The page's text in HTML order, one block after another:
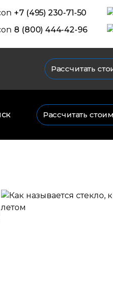
+7 (495) 230-71-50
8 (800) 444-42-96
Рассчитать
Рассчитать